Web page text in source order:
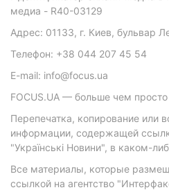
медиа - R40-03129
Адрес: 01133, г. Киев, бульвар
Телефон: +38 044 207 45 54
E-mail: info@focus.ua
FOCUS.UA — больше чем просто
Перепечатка, копирование или
информации, содержащей
"Українські Новини", в каком-
Все материалы, которые
ссылкой на агентство